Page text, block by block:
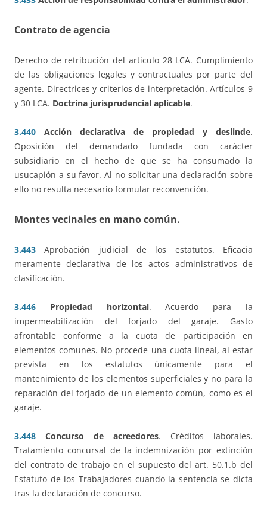
Contrato de agencia
Derecho de retribución del artículo 28 LCA. Cumplimiento
de las obligaciones legales y contractuales por parte del
agente. Directrices y criterios de interpretación. Artículos 9
y 30 LCA. Doctrina jurisprudencial aplicable.
3.440 Acción declarativa de propiedad y deslinde.
Oposición del demandado fundada con carácter
subsidiario en el hecho de que se ha consumado la
usucapión a su favor. Al no solicitar una declaración sobre
ello no resulta necesario formular reconvención.
Montes vecinales en mano común.
3.443 Aprobación judicial de los estatutos. Eficacia
meramente declarativa de los actos administrativos de
clasificación.
3.446 Propiedad horizontal. Acuerdo para la
impermeabilización del forjado del garaje. Gasto
afrontable conforme a la cuota de participación en
elementos comunes. No procede una cuota lineal, al estar
prevista en los estatutos únicamente para el
mantenimiento de los elementos superficiales y no para la
reparación del forjado de un elemento común, como es el
garaje.
3.448 Concurso de acreedores. Créditos laborales.
Tratamiento concursal de la indemnización por extinción
del contrato de trabajo en el supuesto del art. 50.1.b del
Estatuto de los Trabajadores cuando la sentencia se dicta
tras la declaración de concurso.